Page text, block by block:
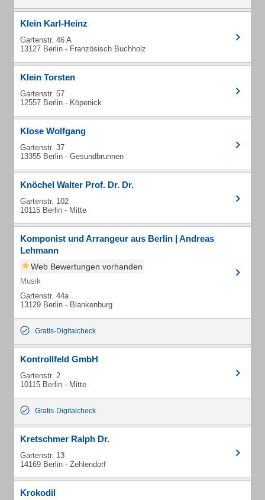
Klein Karl-Heinz
Gartenstr. 46 A
13127 Berlin - Französisch Buchholz
Klein Torsten
Gartenstr. 57
12557 Berlin - Köpenick
Klose Wolfgang
Gartenstr. 37
13355 Berlin - Gesundbrunnen
Knöchel Walter Prof. Dr. Dr.
Gartenstr. 102
10115 Berlin - Mitte
Komponist und Arrangeur aus Berlin | Andreas
Lehmann
Web Bewertungen vorhanden
Musik
Gartenstr. 44a
13129 Berlin - Blankenburg
Gratis-Digitalcheck
Kontrollfeld GmbH
Gartenstr. 2
10115 Berlin - Mitte
Gratis-Digitalcheck
Kretschmer Ralph Dr.
Gartenstr. 13
14169 Berlin - Zehlendorf
Krokodil